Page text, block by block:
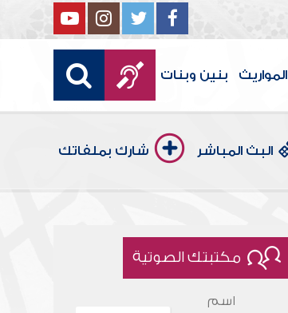
المواريث بنين وبنات
البث المباشر شارك بملفاتك
مكتبتك الصوتية
اسم